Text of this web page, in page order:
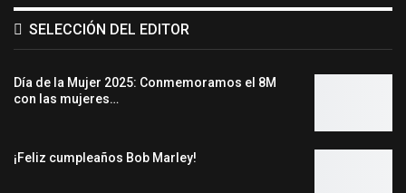
SELECCIÓN DEL EDITOR
Día de la Mujer 2025: Conmemoramos el 8M
con las mujeres…
¡Feliz cumpleaños Bob Marley!